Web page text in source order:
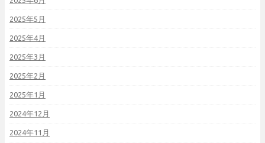
2025年5月
2025年4月
2025年3月
2025年2月
2025年1月
2024年12月
2024年11月